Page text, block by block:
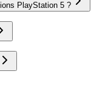
PlayStation 5 ?